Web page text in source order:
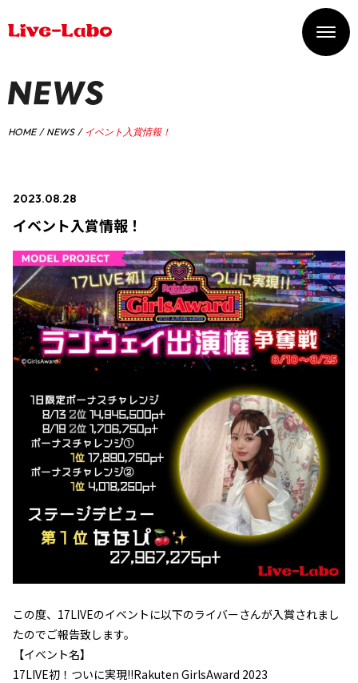
HOME NEWS イベント入賞情報！
2023.08.28
イベント入賞情報！
この度、17LIVEのイベントに以下のライバーさんが入賞されまし
たのでご報告致します。
【イベント名】
17LIVE初！ついに実現!!Rakuten GirlsAward 2023